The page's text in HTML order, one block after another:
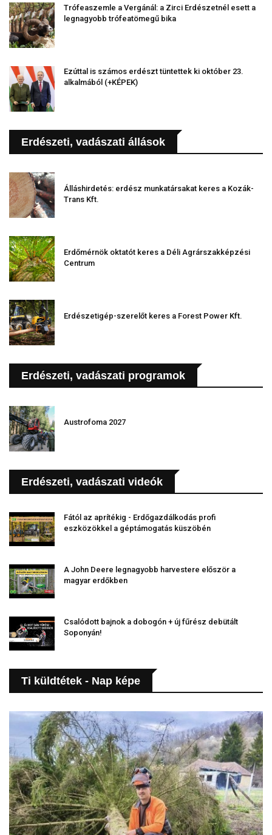
Trófeaszemle a Vergánál: a Zirci Erdészetnél esett a
legnagyobb trófeatömegű bika
Ezúttal is számos erdészt tüntettek ki október 23.
alkalmából (+KÉPEK)
Erdészeti, vadászati állások
Álláshirdetés: erdész munkatársakat keres a Kozák-
Trans Kft.
Erdőmérnök oktatót keres a Déli Agrárszakképzési
Centrum
Erdészetigép-szerelőt keres a Forest Power Kft.
Erdészeti, vadászati programok
Austrofoma 2027
Erdészeti, vadászati videók
Fától az aprítékig - Erdőgazdálkodás profi
eszközökkel a géptámogatás küszöbén
A John Deere legnagyobb harvestere először a
magyar erdőkben
Csalódott bajnok a dobogón + új fűrész debütált
Soponyán!
Ti küldtétek - Nap képe